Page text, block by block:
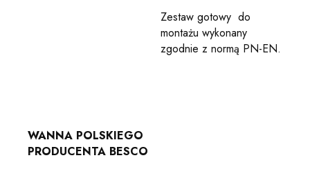
Zestaw gotowy do
montażu wykonany
zgodnie z normą PN-EN.
WANNA POLSKIEGO
PRODUCENTA BESCO